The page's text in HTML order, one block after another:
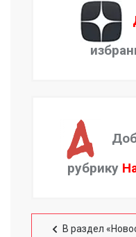
рубрику
В раздел